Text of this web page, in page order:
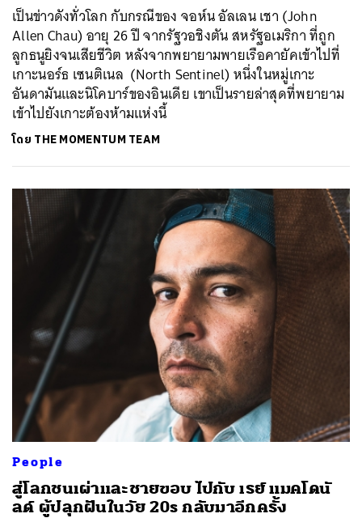
เป็นข่าวดังทั่วโลก กับกรณีของ จอห์น อัลเลน เชา (John
Allen Chau) อายุ 26 ปี จากรัฐวอชิงตัน สหรัฐอเมริกา ที่ถูก
ลูกธนูยิงจนเสียชีวิต หลังจากพยายามพายเรือคายัคเข้าไปที่
เกาะนอร์ธ เซนติเนล (North Sentinel) หนึ่งในหมู่เกาะ
อันดามันและนิโคบาร์ของอินเดีย เขาเป็นรายล่าสุดที่พยายาม
เข้าไปยังเกาะต้องห้ามแห่งนี้
โดย THE MOMENTUM TEAM
People
สู่โลกชนเผ่าและชายขอบ ไปกับ เรย์ แมคโดนั
ลด์ ผู้ปลุกฝันในวัย 20s กลับมาอีกครั้ง